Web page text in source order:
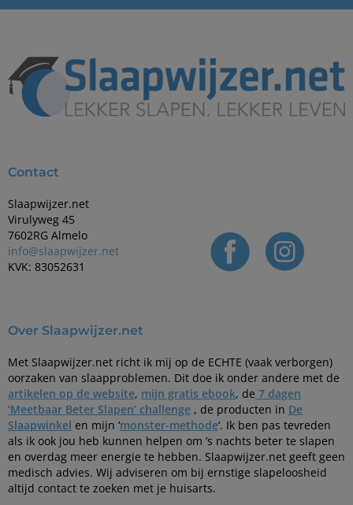
Contact
Slaapwijzer.net
Virulyweg 45
7602RG Almelo
info@slaapwijzer.net
KVK: 83052631
Over Slaapwijzer.net
Met Slaapwijzer.net richt ik mij op de ECHTE (vaak verborgen)
oorzaken van slaapproblemen. Dit doe ik onder andere met de
artikelen op de website, mijn gratis ebook, de 7 dagen
‘Meetbaar Beter Slapen’ challenge , de producten in De
Slaapwinkel en mijn ‘monster-methode‘. Ik ben pas tevreden
als ik ook jou heb kunnen helpen om ’s nachts beter te slapen
en overdag meer energie te hebben. Slaapwijzer.net geeft geen
medisch advies. Wij adviseren om bij ernstige slapeloosheid
altijd contact te zoeken met je huisarts.